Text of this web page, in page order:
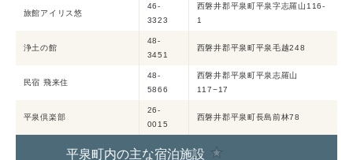
旅館アイリス悠
46-
3323
西磐井郡平泉町平泉字志羅山116-
1
浄土の館
48-
3451
西磐井郡平泉町平泉毛越248
民宿 飛来住
48-
5866
西磐井郡平泉町平泉志羅山
117−17
平泉倶楽部
26-
0015
西磐井郡平泉町長島前林78